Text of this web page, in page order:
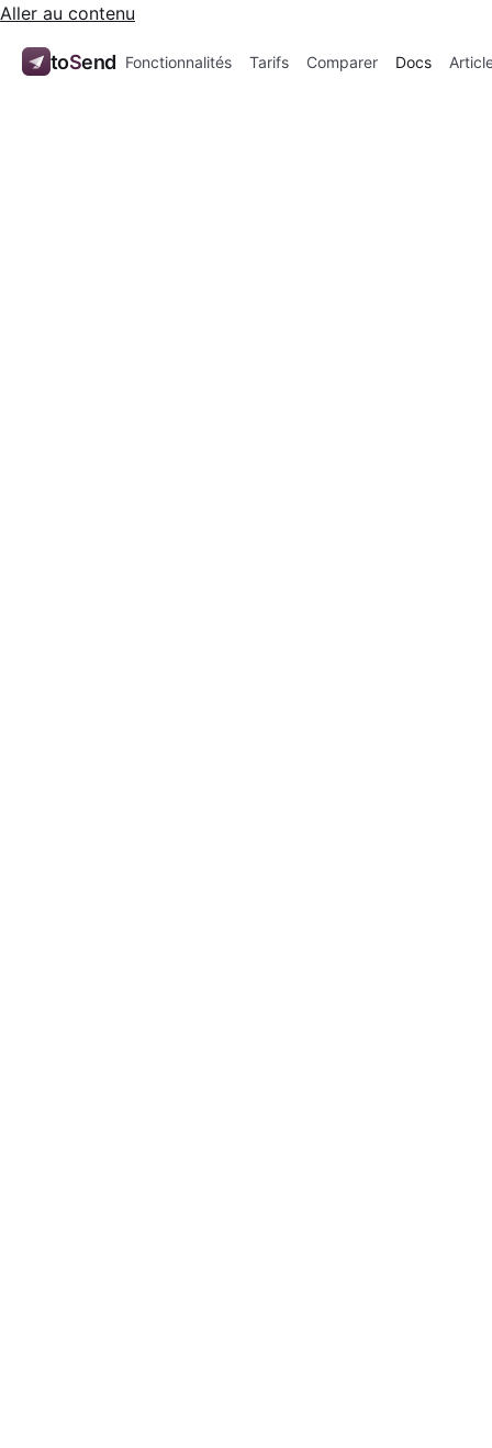
Aller au contenu
toSend Fonctionnalités Tarifs Comparer Docs